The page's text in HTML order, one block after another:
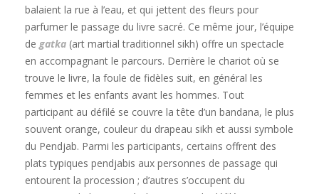
balaient la rue à l’eau, et qui jettent des fleurs pour
parfumer le passage du livre sacré. Ce même jour, l’équipe
de gatka (art martial traditionnel sikh) offre un spectacle
en accompagnant le parcours. Derrière le chariot où se
trouve le livre, la foule de fidèles suit, en général les
femmes et les enfants avant les hommes. Tout
participant au défilé se couvre la tête d’un bandana, le plus
souvent orange, couleur du drapeau sikh et aussi symbole
du Pendjab. Parmi les participants, certains offrent des
plats typiques pendjabis aux personnes de passage qui
entourent la procession ; d’autres s’occupent du